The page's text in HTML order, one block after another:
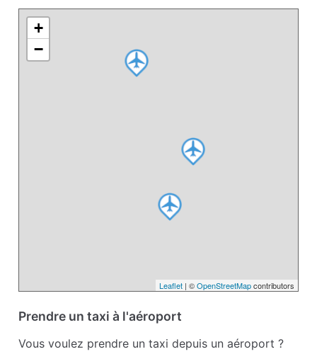
+
−
Leaflet| ©OpenStreetMapcontributors
Prendre un taxi à l'aéroport
Vous voulez prendre un taxi depuis un aéroport ?